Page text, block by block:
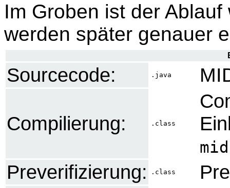
Im Groben ist der
werden später genauer
Sourcecode: .java
Compilierung: .class
Preverifizierung: .class